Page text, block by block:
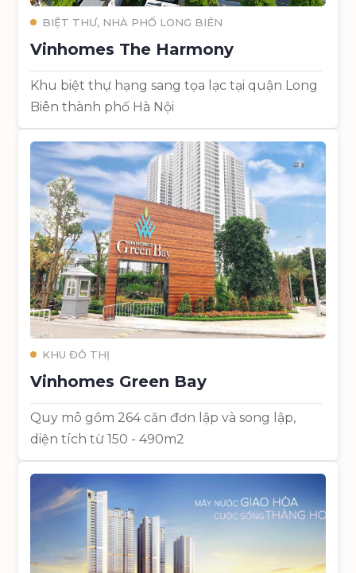
BIỆT THƯ, NHÀ PHỐ LONG BIÊN
Vinhomes The Harmony
Khu biệt thự hạng sang tọa lạc tại quận Long
Biên thành phố Hà Nội
KHU ĐÔ THỊ
Vinhomes Green Bay
Quy mô gồm 264 căn đơn lập và song lập,
diện tích từ 150 - 490m2